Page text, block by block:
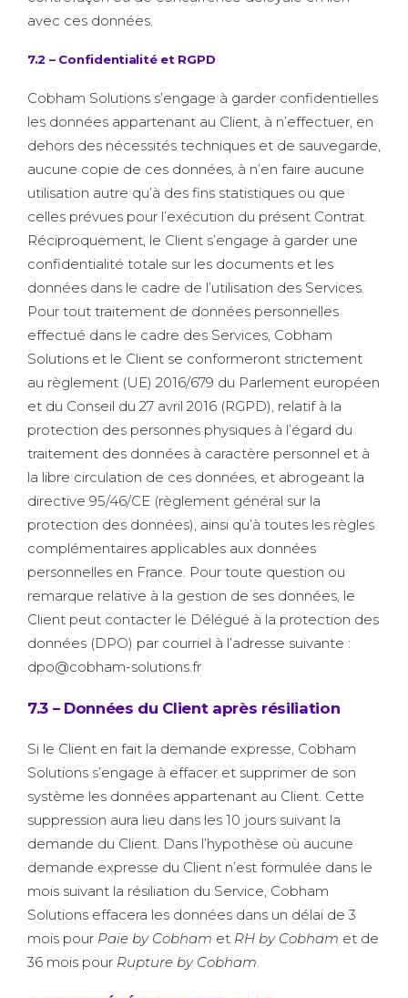
avec ces données.
7.2 – Confidentialité et RGPD
Cobham Solutions s’engage à garder confidentielles
les données appartenant au Client, à n’effectuer, en
dehors des nécessités techniques et de sauvegarde,
aucune copie de ces données, à n’en faire aucune
utilisation autre qu’à des fins statistiques ou que
celles prévues pour l’exécution du présent Contrat.
Réciproquement, le Client s’engage à garder une
confidentialité totale sur les documents et les
données dans le cadre de l’utilisation des Services.
Pour tout traitement de données personnelles
effectué dans le cadre des Services, Cobham
Solutions et le Client se conformeront strictement
au règlement (UE) 2016/679 du Parlement européen
et du Conseil du 27 avril 2016 (RGPD), relatif à la
protection des personnes physiques à l’égard du
traitement des données à caractère personnel et à
la libre circulation de ces données, et abrogeant la
directive 95/46/CE (règlement général sur la
protection des données), ainsi qu’à toutes les règles
complémentaires applicables aux données
personnelles en France. Pour toute question ou
remarque relative à la gestion de ses données, le
Client peut contacter le Délégué à la protection des
données (DPO) par courriel à l’adresse suivante :
dpo@cobham-solutions.fr
7.3 – Données du Client après résiliation
Si le Client en fait la demande expresse, Cobham
Solutions s’engage à effacer et supprimer de son
système les données appartenant au Client. Cette
suppression aura lieu dans les 10 jours suivant la
demande du Client. Dans l’hypothèse où aucune
demande expresse du Client n’est formulée dans le
mois suivant la résiliation du Service, Cobham
Solutions effacera les données dans un délai de 3
mois pour Paie by Cobham et RH by Cobham et de
36 mois pour Rupture by Cobham.